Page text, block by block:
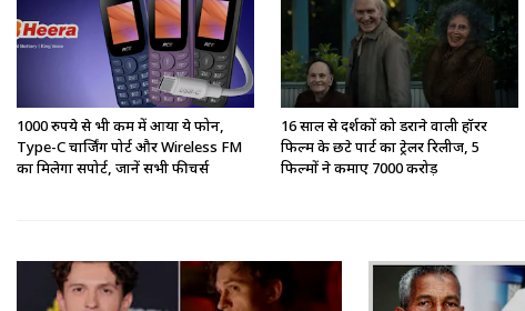
1000 रुपये से भी कम में आया ये फोन,
Type-C चार्जिंग पोर्ट और Wireless FM
का मिलेगा सपोर्ट, जानें सभी फीचर्स
16 साल से दर्शकों को डराने वाली हॉरर
फिल्म के छटे पार्ट का ट्रेलर रिलीज, 5
फिल्मों ने कमाए 7000 करोड़